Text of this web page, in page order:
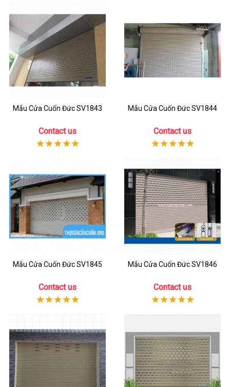
Mẫu Cửa Cuốn Đức SV1843
Contact us
Mẫu Cửa Cuốn Đức SV1844
Contact us
Mẫu Cửa Cuốn Đức SV1845
Contact us
Mẫu Cửa Cuốn Đức SV1846
Contact us